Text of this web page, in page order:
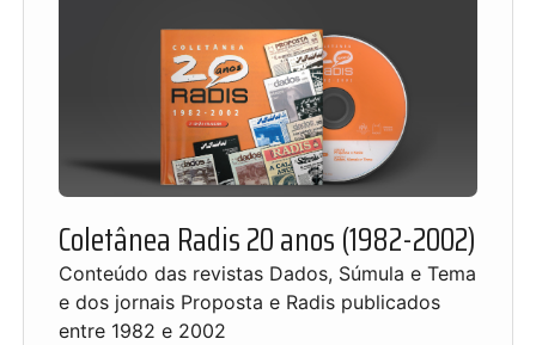
Coletânea Radis 20 anos (1982-2002)
Conteúdo das revistas Dados, Súmula e Tema
e dos jornais Proposta e Radis publicados
entre 1982 e 2002